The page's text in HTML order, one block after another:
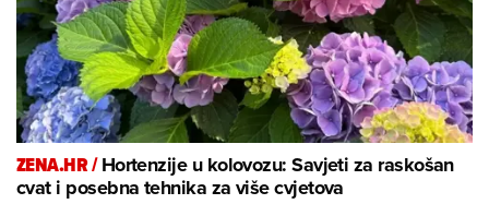
ZENA.HR /Hortenzije u kolovozu: Savjeti za raskošan
cvat i posebna tehnika za više cvjetova